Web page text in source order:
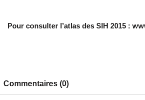
Pour consulter l’atlas des SIH 2015 :
Commentaires (0)